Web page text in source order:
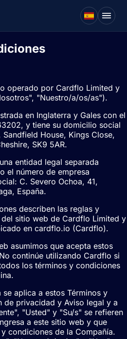
operado por Cardflo Limited y
"Nuestro/a/os/as").
en Inglaterra y Gales con el
y tiene su domicilio social
House, Kings Close,
SK9 5AR.
entidad legal separada
el número de empresa
C. Severo Ochoa, 41,
España.
describen las reglas y
sitio web de Cardflo Limited y
en cardflo.io (Cardflo).
asumimos que acepta estos
continúe utilizando Cardflo si
los términos y condiciones
aplica a estos Términos y
de privacidad y Aviso legal y a
"Usted" y "Su/s" se refieren
a este sitio web y que
condiciones de la Compañía.